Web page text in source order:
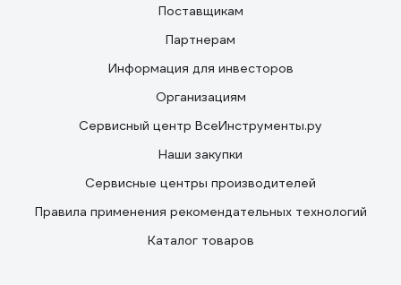
Поставщикам
Партнерам
Информация для инвесторов
Организациям
Сервисный центр ВсеИнструменты.ру
Наши закупки
Сервисные центры производителей
Правила применения рекомендательных технологий
Каталог товаров